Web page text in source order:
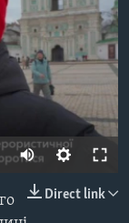
Direct link